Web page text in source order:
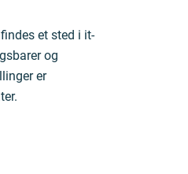
et sted i it-
og
er